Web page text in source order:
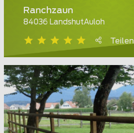
Ranchzaun
84036 LandshutAuloh
Teilen